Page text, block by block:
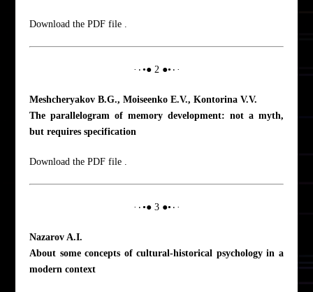
Download the PDF file .
·٠•● 2 ●•٠·
Meshcheryakov B.G., Moiseenko E.V., Kontorina V.V.
The parallelogram of memory development: not a myth,
but requires specification
Download the PDF file .
·٠•● 3 ●•٠·
Nazarov A.I.
About some concepts of cultural-historical psychology in a
modern context